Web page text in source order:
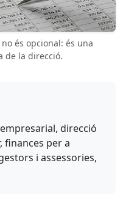
és opcional: és una
de la direcció.
direcció
finances per a
i assessories,